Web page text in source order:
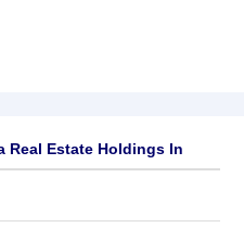
Real Estate Holdings In